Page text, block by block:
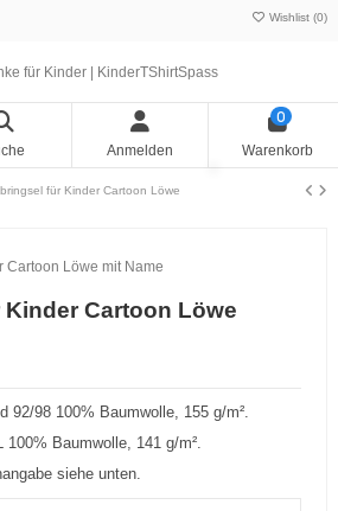
Wishlist (0)
Anmelden
0
Warenkorb
für Kinder Cartoon Löwe
Cartoon Löwe
92/98 100% Baumwolle, 155 g/m².
Baumwolle, 141 g/m².
siehe unten.